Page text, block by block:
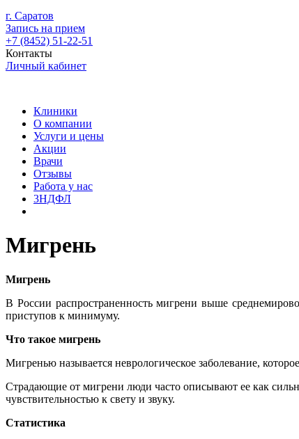
г. Саратов
Запись на прием
+7 (8452) 51-22-51
Контакты
Личный кабинет
Клиники
О компании
Услуги и цены
Акции
Врачи
Отзывы
Работа у нас
3НДФЛ
Мигрень
Мигрень
В России распространенность мигрени выше
приступов к минимуму.
Что такое мигрень
Мигренью называется неврологическое заболевание,
Страдающие от мигрени люди часто описывают ее как
чувствительностью к свету и звуку.
Статистика